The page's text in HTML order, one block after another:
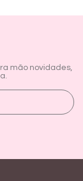
mão novidades,